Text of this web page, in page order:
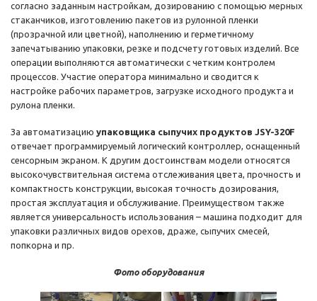
согласно заданным настройкам, дозированию с помощью мерных
стаканчиков, изготовлению пакетов из рулонной пленки
(прозрачной или цветной), наполнению и герметичному
запечатыванию упаковки, резке и подсчету готовых изделий. Все
операции выполняются автоматически с четким контролем
процессов. Участие оператора минимально и сводится к
настройке рабочих параметров, загрузке исходного продукта и
рулона пленки.
За автоматизацию упаковщика сыпучих продуктов JSY-320F
отвечает программируемый логический контроллер, оснащенный
сенсорным экраном. К другим достоинствам модели относятся
высокочувствительная система отслеживания цвета, прочность и
компактность конструкции, высокая точность дозирования,
простая эксплуатация и обслуживание. Преимуществом также
является универсальность использования – машина подходит для
упаковки различных видов орехов, драже, сыпучих смесей,
попкорна и пр.
Фото оборудования